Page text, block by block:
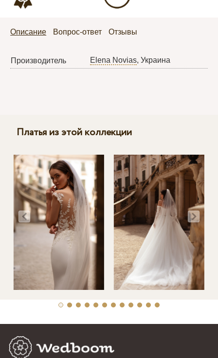
Описание Вопрос-ответ Отзывы
Производитель Elena Novias, Украина
Платья из этой коллекции